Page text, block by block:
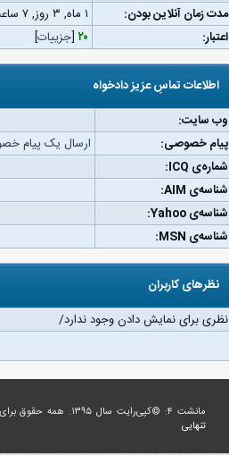
مدت زمان آنلاین بودن:
۱ ماه, ۳ روز, ۷ ساعت, ۲۰ دقیقه, ۴۲ ثانیه
اعتبار:
۲۰ [جزییات]
اطلاعات تماسِ عزیز دادخواه
وب‌ سایت:
پیام خصوصی:
ارسال یک پیام
شماره‌ی ICQ:
شناسه‌ی AIM:
شناسه‌ی Yahoo:
شناسه‌ی MSN:
نظرهای کاربران
نظری برای نمایش دادن وجود ندارد/
مانشت ۴: ©کپی‌رایت سال ۱۳۹۵. همه حقوق برای
تنهایی